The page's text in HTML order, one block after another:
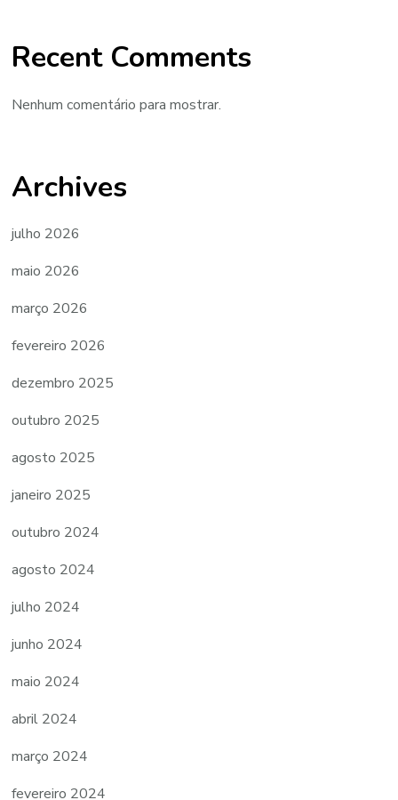
Recent Comments
Nenhum comentário para mostrar.
Archives
julho 2026
maio 2026
março 2026
fevereiro 2026
dezembro 2025
outubro 2025
agosto 2025
janeiro 2025
outubro 2024
agosto 2024
julho 2024
junho 2024
maio 2024
abril 2024
março 2024
fevereiro 2024